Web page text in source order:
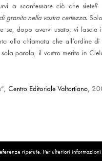
a sconfessare ciò che
granito nella vostra certezza.
se, dopo avervi usato, vi lascia
alla chiamata che all’ordine
sola parola, il vostro merito in
Centro Editoriale Valtortiano,
ripetute. Per ulteriori